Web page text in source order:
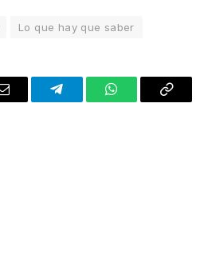
Lo que hay que saber
Email TelegramWhatsAppCopy